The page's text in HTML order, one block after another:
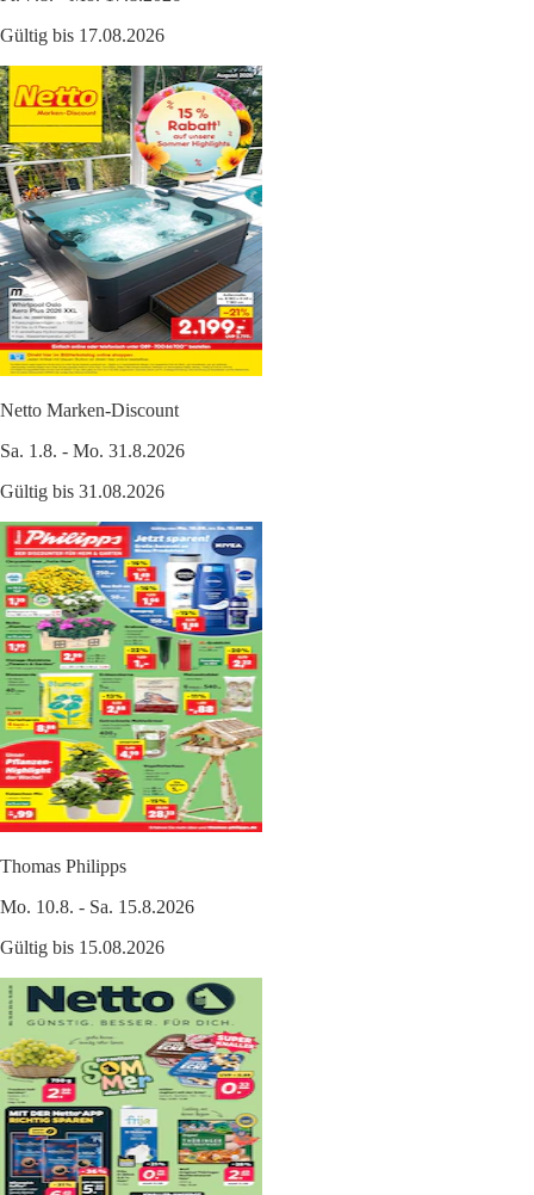
Gültig bis 17.08.2026
Netto Marken-Discount
Sa. 1.8. - Mo. 31.8.2026
Gültig bis 31.08.2026
Thomas Philipps
Mo. 10.8. - Sa. 15.8.2026
Gültig bis 15.08.2026